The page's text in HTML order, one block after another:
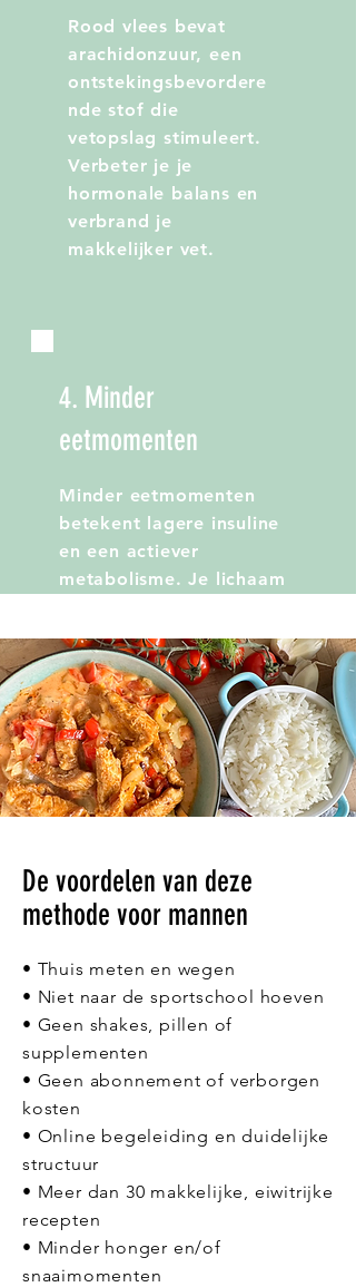
Rood vlees bevat
arachidonzuur, een
ontstekingsbevordere
nde stof die
vetopslag stimuleert.
Verbeter je je
hormonale balans en
verbrand je
makkelijker vet.
4. Minder
eetmomenten
Minder eetmomenten
betekent lagere insuline
en een actiever
metabolisme. Je lichaam
om vet te verbranden in
plaats van op te slaan.
De voordelen van deze
methode voor mannen
• Thuis meten en wegen
• Niet naar de sportschool hoeven
• Geen shakes, pillen of
supplementen
• Geen abonnement of verborgen
kosten
• Online begeleiding en duidelijke
structuur
• Meer dan 30 makkelijke, eiwitrijke
recepten
• Minder honger en/of
snaaimomenten